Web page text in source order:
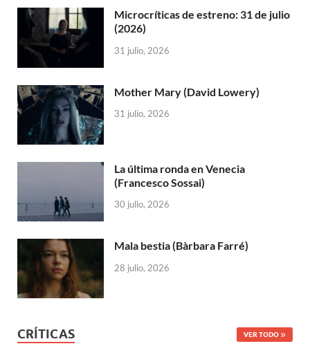
Microcríticas de estreno: 31 de julio
(2026)
31 julio, 2026
Mother Mary (David Lowery)
31 julio, 2026
La última ronda en Venecia
(Francesco Sossai)
30 julio, 2026
Mala bestia (Bàrbara Farré)
28 julio, 2026
CRÍTICAS VER TODO